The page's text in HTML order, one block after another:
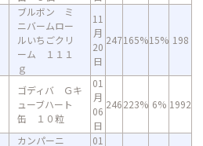
ブルボン ミ
ニバームロー
ルいちごクリ
ーム １１１
ｇ
11
月
20
日
247165%15% 198
ゴディバ Ｇキ
ューブハート
缶 １０粒
01
月
06
日
246223% 6% 1992
カンパーニ
01